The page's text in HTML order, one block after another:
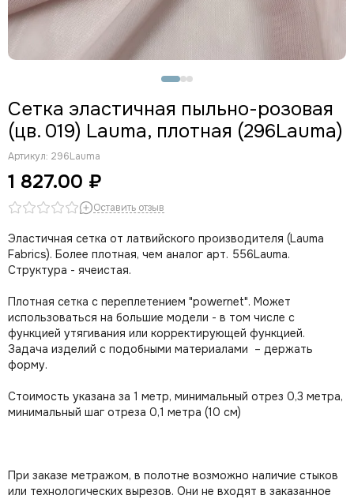
Сетка эластичная пыльно-розовая
(цв. 019) Lauma, плотная (296Lauma)
Артикул: 296Lauma
1 827.00 ₽
Оставить отзыв
Эластичная сетка от латвийского производителя (Lauma
Fabrics). Более плотная, чем аналог арт. 556Lauma.
Структура - ячеистая.
Плотная сетка с переплетением "powernet". Может
использоваться на большие модели - в том числе с
функцией утягивания или корректирующей функцией.
Задача изделий с подобными материалами – держать
форму.
Стоимость указана за 1 метр, минимальный отрез 0,3 метра,
минимальный шаг отреза 0,1 метра (10 см)
При заказе метражом, в полотне возможно наличие стыков
или технологических вырезов. Они не входят в заказанное